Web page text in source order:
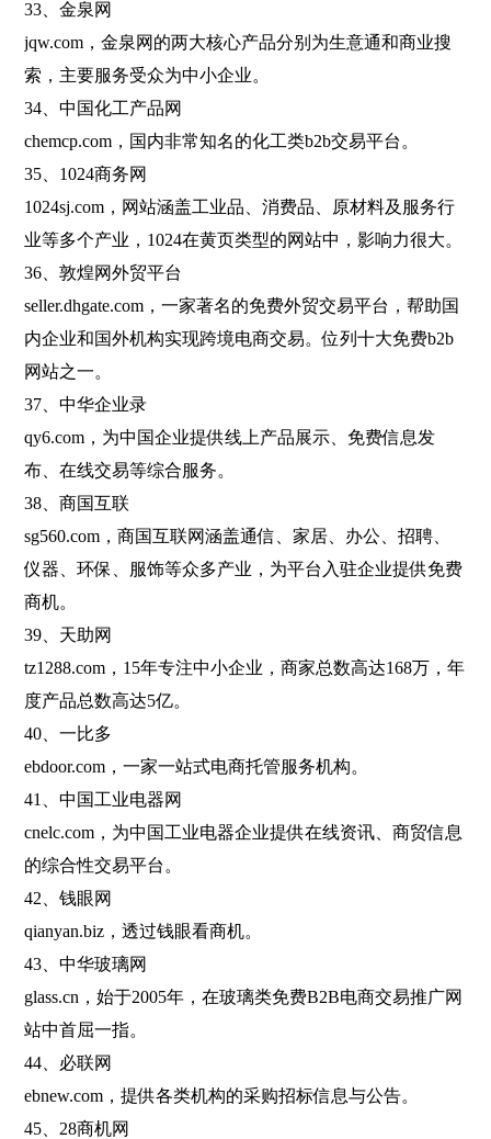
33、金泉网
jqw.com，金泉网的两大核心产品分别为生意通和商业搜
索，主要服务受众为中小企业。
34、中国化工产品网
chemcp.com，国内非常知名的化工类b2b交易平台。
35、1024商务网
1024sj.com，网站涵盖工业品、消费品、原材料及服务行
业等多个产业，1024在黄页类型的网站中，影响力很大。
36、敦煌网外贸平台
seller.dhgate.com，一家著名的免费外贸交易平台，帮助国
内企业和国外机构实现跨境电商交易。位列十大免费b2b
网站之一。
37、中华企业录
qy6.com，为中国企业提供线上产品展示、免费信息发
布、在线交易等综合服务。
38、商国互联
sg560.com，商国互联网涵盖通信、家居、办公、招聘、
仪器、环保、服饰等众多产业，为平台入驻企业提供免费
商机。
39、天助网
tz1288.com，15年专注中小企业，商家总数高达168万，年
度产品总数高达5亿。
40、一比多
ebdoor.com，一家一站式电商托管服务机构。
41、中国工业电器网
cnelc.com，为中国工业电器企业提供在线资讯、商贸信息
的综合性交易平台。
42、钱眼网
qianyan.biz，透过钱眼看商机。
43、中华玻璃网
glass.cn，始于2005年，在玻璃类免费B2B电商交易推广网
站中首屈一指。
44、必联网
ebnew.com，提供各类机构的采购招标信息与公告。
45、28商机网